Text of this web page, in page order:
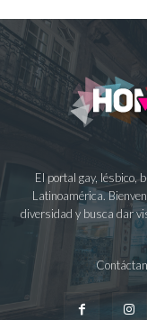
El portal gay, lésbico,
Latinoamérica.
diversidad y busca dar